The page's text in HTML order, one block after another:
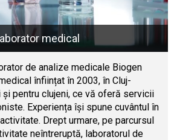
medical
de analize medicale Biogen
înființat în 2003, în Cluj-
și pentru clujeni, ce vă oferă servicii
Experiența își spune cuvântul în
Drept urmare, pe parcursul
neîntreruptă, laboratorul de